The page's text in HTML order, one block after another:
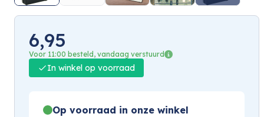
6,95
Voor 11:00 besteld, vandaag verstuurd
In winkel op voorraad
Op voorraad in onze winkel